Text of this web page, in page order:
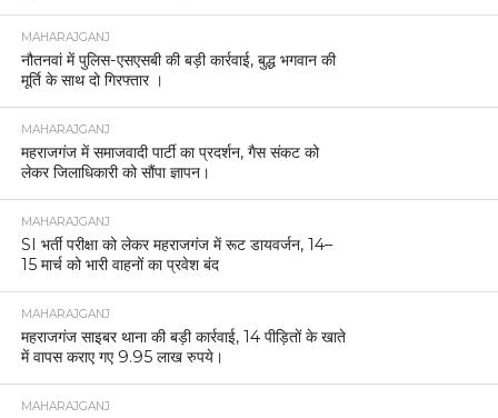
MAHARAJGANJ
नौतनवां में पुलिस-एसएसबी की बड़ी कार्रवाई, बुद्ध भगवान की
मूर्ति के साथ दो गिरफ्तार ।
MAHARAJGANJ
महराजगंज में समाजवादी पार्टी का प्रदर्शन, गैस संकट को
लेकर जिलाधिकारी को सौंपा ज्ञापन।
MAHARAJGANJ
SI भर्ती परीक्षा को लेकर महराजगंज में रूट डायवर्जन, 14–
15 मार्च को भारी वाहनों का प्रवेश बंद
MAHARAJGANJ
महराजगंज साइबर थाना की बड़ी कार्रवाई, 14 पीड़ितों के खाते
में वापस कराए गए 9.95 लाख रुपये।
MAHARAJGANJ